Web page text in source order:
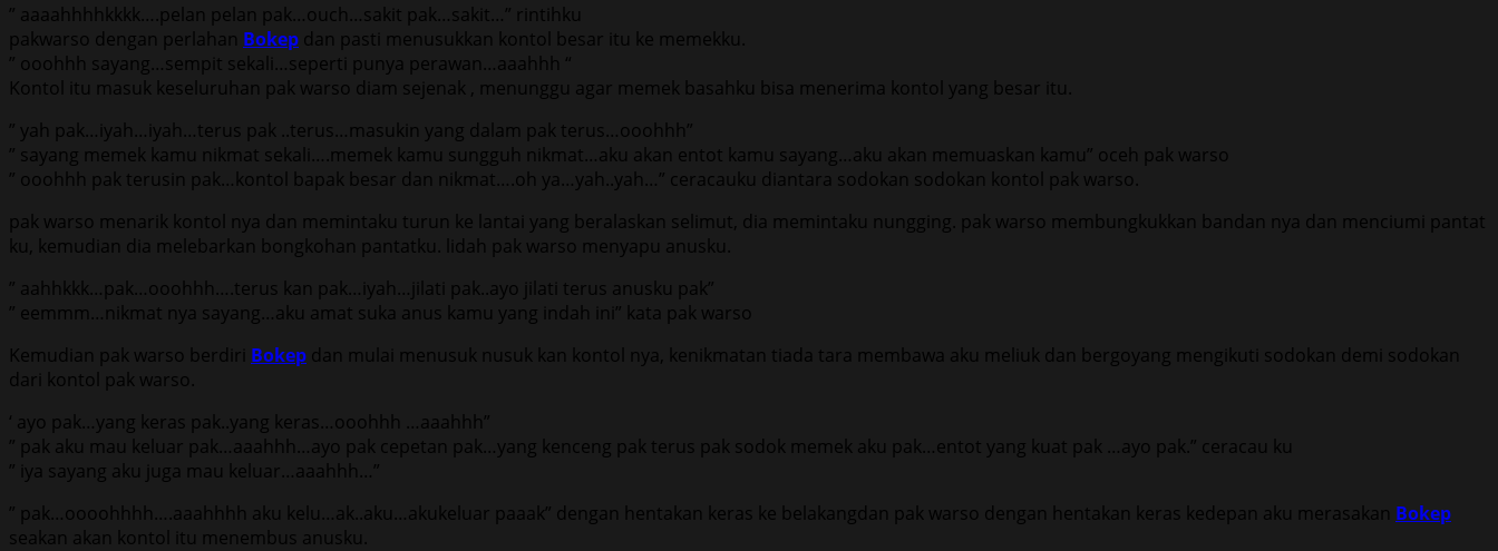
” aaaahhhhkkkk….pelan pelan pak…ouch…sakit pak…sakit…” rintihku
pakwarso dengan perlahan Bokep dan pasti menusukkan kontol besar itu ke memekku.
” ooohhh sayang…sempit sekali…seperti punya perawan…aaahhh “
Kontol itu masuk keseluruhan pak warso diam sejenak , menunggu agar memek basahku bisa menerima kontol yang besar itu.
” yah pak…iyah…iyah…terus pak ..terus…masukin yang dalam pak terus…ooohhh”
” sayang memek kamu nikmat sekali….memek kamu sungguh nikmat…aku akan entot kamu sayang…aku akan memuaskan kamu” oceh pak warso
” ooohhh pak terusin pak…kontol bapak besar dan nikmat….oh ya…yah..yah…” ceracauku diantara sodokan sodokan kontol pak warso.
pak warso menarik kontol nya dan memintaku turun ke lantai yang beralaskan selimut, dia memintaku nungging. pak warso membungkukkan bandan nya dan menciumi pantat
ku, kemudian dia melebarkan bongkohan pantatku. lidah pak warso menyapu anusku.
” aahhkkk…pak…ooohhh….terus kan pak…iyah…jilati pak..ayo jilati terus anusku pak”
” eemmm…nikmat nya sayang…aku amat suka anus kamu yang indah ini” kata pak warso
Kemudian pak warso berdiri Bokep dan mulai menusuk nusuk kan kontol nya, kenikmatan tiada tara membawa aku meliuk dan bergoyang mengikuti sodokan demi sodokan
dari kontol pak warso.
‘ ayo pak…yang keras pak..yang keras…ooohhh …aaahhh”
” pak aku mau keluar pak…aaahhh…ayo pak cepetan pak…yang kenceng pak terus pak sodok memek aku pak…entot yang kuat pak …ayo pak.” ceracau ku
” iya sayang aku juga mau keluar…aaahhh…”
” pak…oooohhhh….aaahhhh aku kelu…ak..aku…akukeluar paaak” dengan hentakan keras ke belakangdan pak warso dengan hentakan keras kedepan aku merasakan Bokep
seakan akan kontol itu menembus anusku.